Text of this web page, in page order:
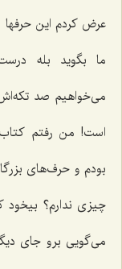
عرض كردم این حرفها
ما بگوید بله
می‌خواهیم صد
است! من رفتم
بودم و حرف‌های
چیزی ندارم؟
می‌گویی برو جای